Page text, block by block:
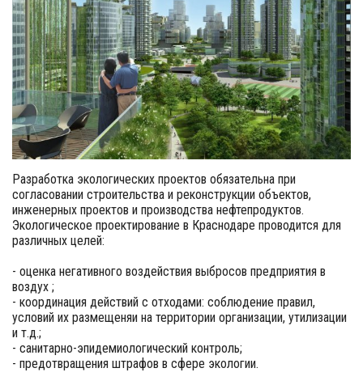
Разработка экологических проектов обязательна при
согласовании строительства и реконструкции объектов,
инженерных проектов и производства нефтепродуктов.
Экологическое проектирование в Краснодаре проводится для
различных целей:
- оценка негативного воздействия выбросов предприятия в
воздух ;
- координация действий с отходами: соблюдение правил,
условий их размещеняи на территории организации, утилизации
и т.д.;
- санитарно-эпидемиологический контроль;
- предотвращения штрафов в сфере экологии.